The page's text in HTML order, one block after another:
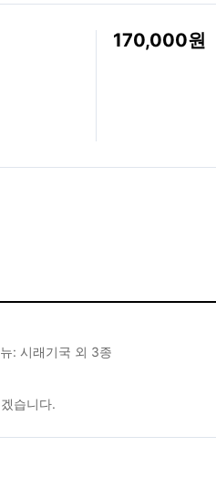
170,000
: 시래기국 외 3종
습니다.